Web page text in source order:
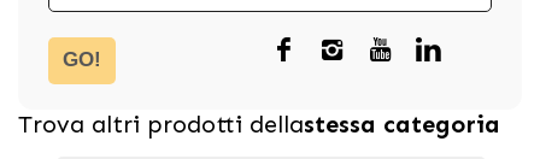
GO!
Trova altri prodotti dellastessa categoria